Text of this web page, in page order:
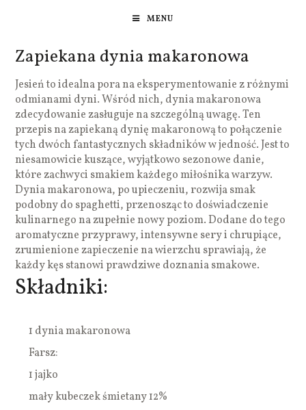
MENU
Zapiekana dynia makaronowa
Jesień to idealna pora na eksperymentowanie z różnymi
odmianami dyni. Wśród nich, dynia makaronowa
zdecydowanie zasługuje na szczególną uwagę. Ten
przepis na zapiekaną dynię makaronową to połączenie
tych dwóch fantastycznych składników w jedność. Jest to
niesamowicie kuszące, wyjątkowo sezonowe danie,
które zachwyci smakiem każdego miłośnika warzyw.
Dynia makaronowa, po upieczeniu, rozwija smak
podobny do spaghetti, przenosząc to doświadczenie
kulinarnego na zupełnie nowy poziom. Dodane do tego
aromatyczne przyprawy, intensywne sery i chrupiące,
zrumienione zapieczenie na wierzchu sprawiają, że
każdy kęs stanowi prawdziwe doznania smakowe.
Składniki:
1 dynia makaronowa
Farsz:
1 jajko
mały kubeczek śmietany 12%